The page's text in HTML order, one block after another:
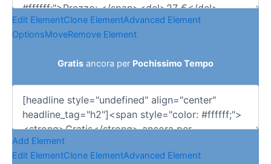
Edit ElementClone ElementAdvanced Element
OptionsMoveRemove Element
Gratis ancora per Pochissimo Tempo
Add Element
Edit ElementClone ElementAdvanced Element